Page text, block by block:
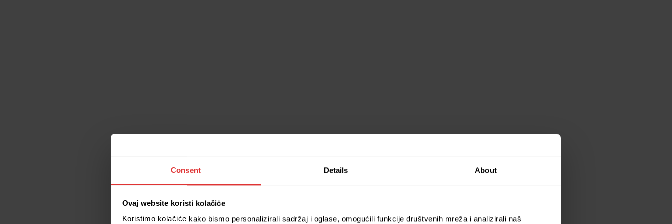
Consent Details About
Ovaj website koristi kolačiċe
Koristimo kolačiće kako bismo personalizirali sadržaj i oglase, omogućili funkcije društvenih mreža i analizirali naš